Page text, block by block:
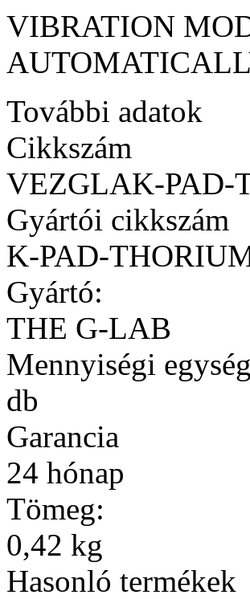
VIBRATION
További adatok
Cikkszám
VEZGLAK-PAD-
Gyártói cikkszám
K-PAD-
Gyártó:
THE G-LAB
Mennyiségi egység
db
Garancia
24 hónap
Tömeg:
0,42 kg
Hasonló termékek